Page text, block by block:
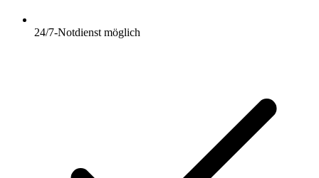
24/7-Notdienst möglich